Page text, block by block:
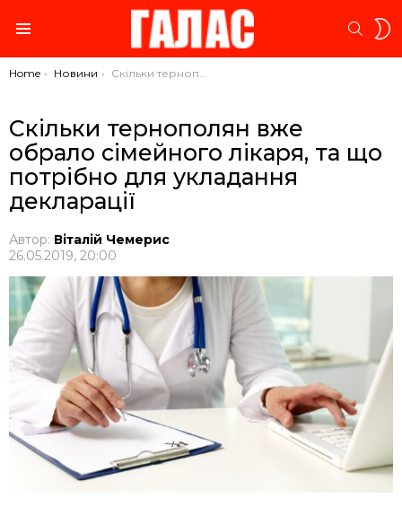
You are here:
Home Новини Скільки тернополян вже обрало сімейного лікаря, та що потрібно для укладання декларації
Скільки тернополян вже
обрало сімейного лікаря, та що
потрібно для укладання
декларації
Автор: Віталій Чемерис
26.05.2019, 20:00